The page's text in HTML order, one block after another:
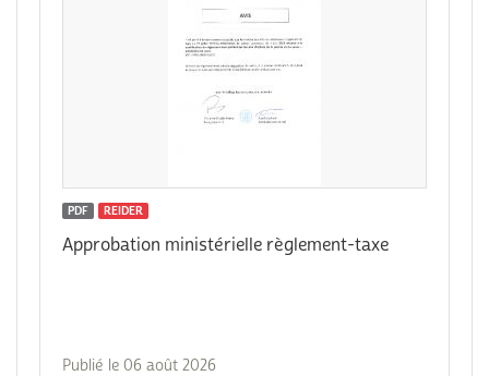
PDF REIDER
Approbation ministérielle règlement-taxe
Publié le 06 août 2026